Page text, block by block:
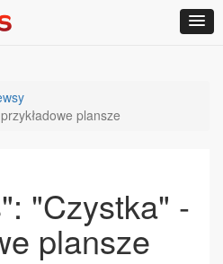
plansze
"Czystka" -
plansze